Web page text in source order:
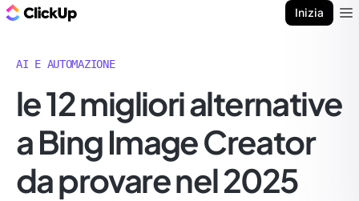
Inizia
AI E AUTOMAZIONE
le 12 migliori alternative
a Bing Image Creator
da provare nel 2025